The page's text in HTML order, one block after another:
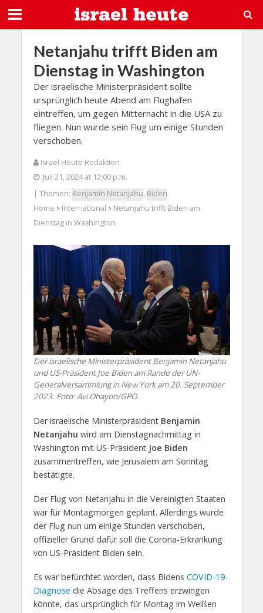
Netanjahu trifft Biden am
Dienstag in Washington
Der israelische Ministerpräsident sollte
ursprünglich heute Abend am Flughafen
eintreffen, um gegen Mitternacht in die USA zu
fliegen. Nun wurde sein Flug um einige Stunden
verschoben.
Israel Heute Redaktion
Juli 21, 2024 at 12:00 p.m.
| Themen: Benjamin Netanjahu, Biden
Home > International > Netanjahu trifft Biden am
Dienstag in Washington
Der israelische Ministerpräsident Benjamin Netanjahu
und US-Präsident Joe Biden am Rande der UN-
Generalversammlung in New York am 20. September
2023. Foto: Avi Ohayon/GPO.
Der israelische Ministerpräsident Benjamin
Netanjahu wird am Dienstagnachmittag in
Washington mit US-PräsidentJoe Biden
zusammentreffen, wie Jerusalem am Sonntag
bestätigte.
Der Flug von Netanjahu in die Vereinigten Staaten
war für Montagmorgen geplant. Allerdings wurde
der Flug nun um einige Stunden verschoben,
offizieller Grund dafür soll die Corona-Erkrankung
von US-Präsident Biden sein.
Es war befürchtet worden, dass Bidens COVID-19-
Diagnose die Absage des Treffens erzwingen
könnte, das ursprünglich für Montag im Weißen